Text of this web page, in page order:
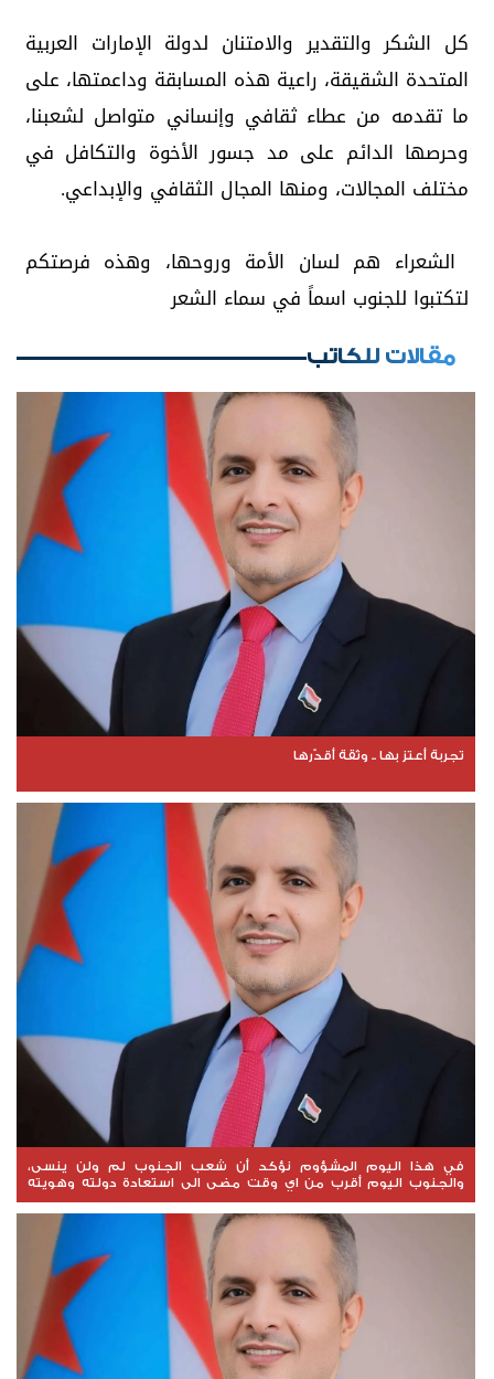
كل الشكر والتقدير والامتنان لدولة الإمارات العربية
المتحدة الشقيقة، راعية هذه المسابقة وداعمتها، على
ما تقدمه من عطاء ثقافي وإنساني متواصل لشعبنا،
وحرصها الدائم على مد جسور الأخوة والتكافل في
مختلف المجالات، ومنها المجال الثقافي والإبداعي.
️ الشعراء هم لسان الأمة وروحها، وهذه فرصتكم
لتكتبوا للجنوب اسماً في سماء الشعر
مقالات للكاتب
تجربة أعتز بها .. وثقة أقدّرها
في هذا اليوم المشؤوم نؤكد أن شعب الجنوب لم ولن ينسى،
والجنوب اليوم أقرب من اي وقت مضى الى استعادة دولته وهويته
وسيادته